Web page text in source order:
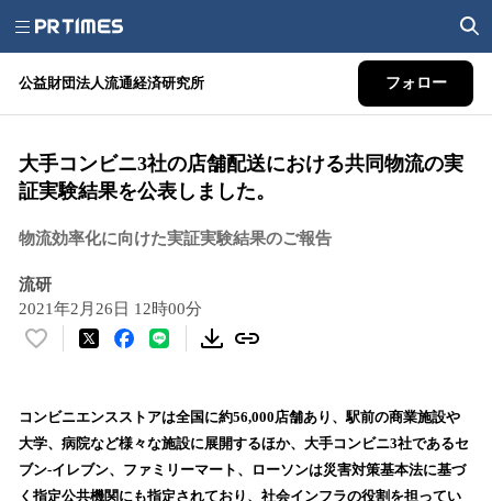
公益財団法人流通経済研究所 フォロー
大手コンビニ3社の店舗配送における共同物流の実
証実験結果を公表しました。
物流効率化に向けた実証実験結果のご報告
流研
2021年2月26日 12時00分
い
！
数
を
読
コンビニエンスストアは全国に約56,000店舗あり、駅前の商業施設や
大学、病院など様々な施設に展開するほか、大手コンビニ3社であるセ
ブン‐イレブン、ファミリーマート、ローソンは災害対策基本法に基づ
く指定公共機関にも指定されており、社会インフラの役割を担ってい